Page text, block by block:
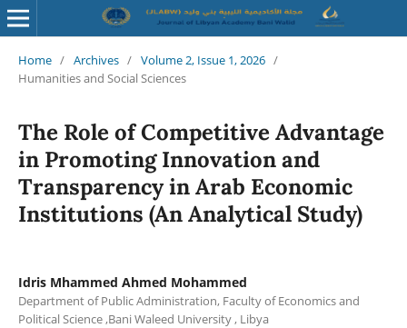
Home / Archives / Volume 2, Issue 1, 2026 /
Humanities and Social Sciences
The Role of Competitive Advantage
in Promoting Innovation and
Transparency in Arab Economic
Institutions (An Analytical Study)
Idris Mhammed Ahmed Mohammed
Department of Public Administration, Faculty of Economics and
Political Science ,Bani Waleed University , Libya